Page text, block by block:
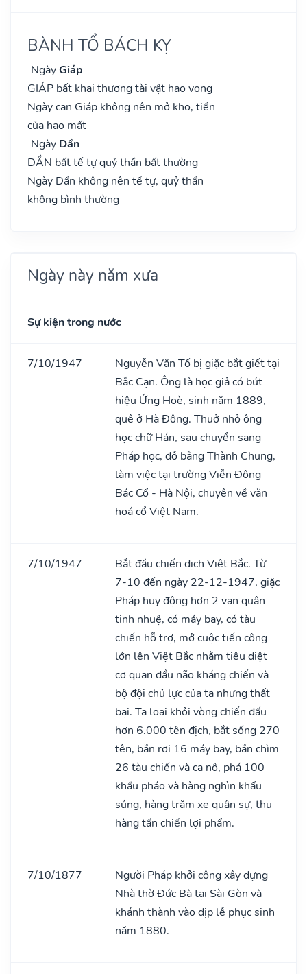
BÀNH TỔ BÁCH KỴ
NgàyGiáp
GIÁP bất khai thương tài vật hao vong
Ngày can Giáp không nên mở kho, tiền
của hao mất
Ngày Dần
DẦN bất tế tự quỷ thần bất thường
Ngày Dần không nên tế tự, quỷ thần
không bình thường
Ngày này năm xưa
Sự kiện trong nước
7/10/1947
Nguyễn Văn Tố bị giặc bắt giết tại
Bắc Cạn. Ông là học giả có bút
hiệu Ứng Hoè, sinh năm 1889,
quê ở Hà Đông. Thuở nhỏ ông
học chữ Hán, sau chuyển sang
Pháp học, đỗ bằng Thành Chung,
làm việc tại trường Viễn Đông
Bác Cổ - Hà Nội, chuyên về văn
hoá cổ Việt Nam.
7/10/1947
Bắt đầu chiến dịch Việt Bắc. Từ
7-10 đến ngày 22-12-1947, giặc
Pháp huy động hơn 2 vạn quân
tinh nhuệ, có máy bay, có tàu
chiến hỗ trợ, mở cuộc tiến công
lớn lên Việt Bắc nhằm tiêu diệt
cơ quan đầu não kháng chiến và
bộ đội chủ lực của ta nhưng thất
bại. Ta loại khỏi vòng chiến đấu
hơn 6.000 tên địch, bắt sống 270
tên, bắn rơi 16 máy bay, bắn chìm
26 tàu chiến và ca nô, phá 100
khẩu pháo và hàng nghìn khẩu
súng, hàng trăm xe quân sự, thu
hàng tấn chiến lợi phẩm.
7/10/1877
Người Pháp khởi công xây dựng
Nhà thờ Đức Bà tại Sài Gòn và
khánh thành vào dịp lễ phục sinh
năm 1880.